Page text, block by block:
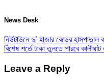
News Desk
নিউটাউনে দু’ হাজার বেডের হাসপাতাল
বিশেষ শর্তে টাকা তুলতে পারবে
Leave a Reply